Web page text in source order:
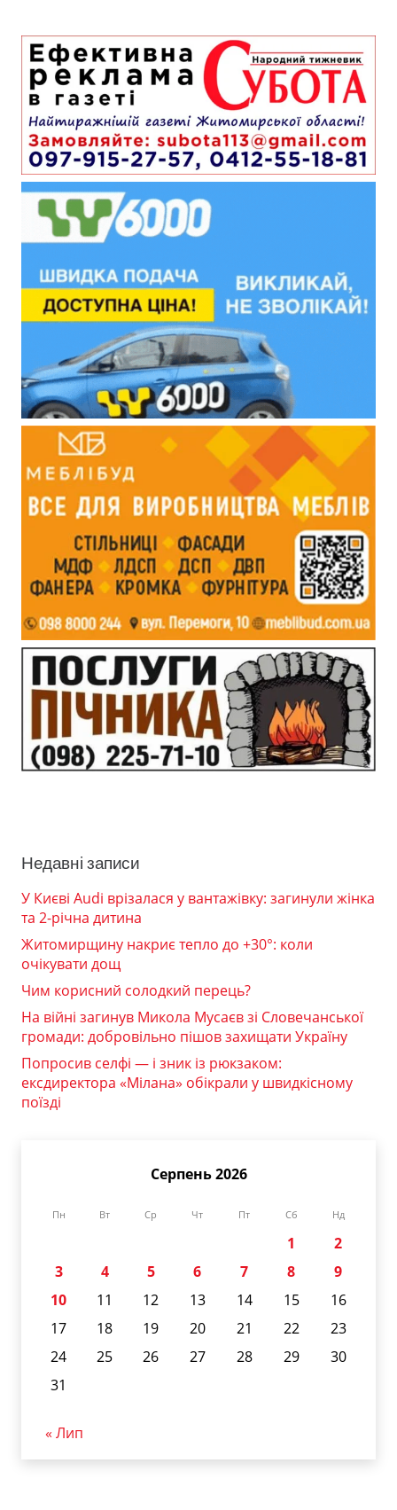
Недавні записи
У Києві Audi врізалася у вантажівку: загинули жінка
та 2-річна дитина
Житомирщину накриє тепло до +30°: коли
очікувати дощ
Чим корисний солодкий перець?
На війні загинув Микола Мусаєв зі Словечанської
громади: добровільно пішов захищати Україну
Попросив селфі — і зник із рюкзаком:
ексдиректора «Мілана» обікрали у швидкісному
поїзді
Серпень 2026
Пн Вт Ср Чт Пт Сб Нд
1
2
3
4 5 6 7 8
9
10
11 12 13 14 15
16
17
18 19 20 21 22
23
24
25 26 27 28 29
30
31
« Лип